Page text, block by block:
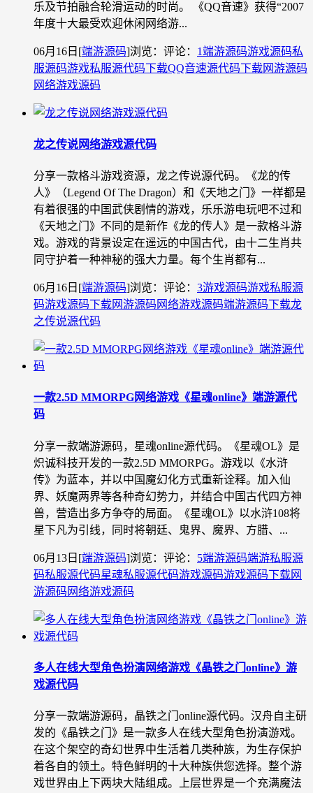
乐及节拍融合轮滑运动的时尚。 《QQ音速》获得“2007
年度十大最受欢迎休闲网络游...
06月16日 [端游源码]浏览： 评论： 1端游源码游戏源码私
服源码游戏私服源代码下载QQ音速源代码下载网游源码
网络游戏源码
龙之传说网络游戏源代码
分享一款格斗游戏资源，龙之传说源代码。《龙的传
人》（Legend Of The Dragon）和《天地之门》一样都是
有着很强的中国武侠剧情的游戏，乐乐游电玩吧不过和
《天地之门》不同的是新作《龙的传人》是一款格斗游
戏。游戏的背景设定在遥远的中国古代，由十二生肖共
同守护着一种神秘的强大力量。每个生肖都有...
06月16日 [端游源码]浏览： 评论： 3游戏源码游戏私服源
码游戏源码下载网游源码 网络游戏源码端游源码下载龙
之传说源代码
一款2.5D MMORPG网络游戏《星魂online》端游源代
码
分享一款端游源码，星魂online源代码。《星魂OL》是
炽诚科技开发的一款2.5D MMORPG。游戏以《水浒
传》为蓝本，并以中国魔幻化方式重新诠释。加入仙
界、妖魔两界等各种奇幻势力，并结合中国古代四方神
兽，营造出多方争夺的局面。《星魂OL》以水浒108将
星下凡为引线，同时将朝廷、鬼界、魔界、方腊、...
06月13日 [端游源码]浏览： 评论： 5端游源码端游私服源
码私服源代码星魂私服源代码游戏源码游戏源码下载网
游源码 网络游戏源码
多人在线大型角色扮演网络游戏《晶铁之门online》游
戏源代码
分享一款端游源码，晶铁之门online源代码。汉舟自主研
发的《晶铁之门》是一款多人在线大型角色扮演游戏。
在这个架空的奇幻世界中生活着几类种族，为生存保护
着各自的领土。特色鲜明的十大种族供您选择。整个游
戏世界由上下两块大陆组成。上层世界是一个充满魔法